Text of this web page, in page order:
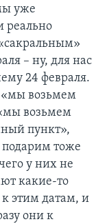
уже
реально
– ну, для нас
24 февраля.
«мы возьмем
возьмем
пункт»,
тоже
у них не
какие-то
этим датам, и
они к